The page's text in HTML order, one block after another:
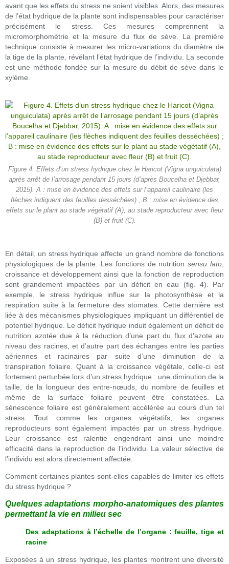
avant que les effets du stress ne soient visibles. Alors, des mesures
de l’état hydrique de la plante sont indispensables pour caractériser
précisément le stress. Ces mesures comprennent la
micromorphométrie et la mesure du flux de sève. La première
technique consiste à mesurer les micro-variations du diamètre de
la tige de la plante, révélant l’état hydrique de l’individu. La seconde
est une méthode fondée sur la mesure du débit de sève dans le
xylème.
Figure 4. Effets d’un stress hydrique chez le Haricot (Vigna unguiculata)
après arrêt de l’arrosage pendant 15 jours (d’après Boucelha et Djebbar,
2015). A : mise en évidence des effets sur l’appareil caulinaire (les
flèches indiquent des feuilles desséchées) ; B : mise en évidence des
effets sur le plant au stade végétatif (A), au stade reproducteur avec fleur
(B) et fruit (C).
En détail, un stress hydrique affecte un grand nombre de fonctions
physiologiques de la plante. Les fonctions de nutritionsensu lato
croissance et développement ainsi que la fonction de reproduction
sont grandement impactées par un déficit en eau (fig. 4). Par
exemple, le stress hydrique influe sur la photosynthèse et la
respiration suite à la fermeture des stomates. Cette dernière est
liée à des mécanismes physiologiques impliquant un différentiel de
potentiel hydrique. Le déficit hydrique induit également un déficit de
nutrition azotée due à la réduction d’une part du flux d’azote au
niveau des racines, et d’autre part des échanges entre les parties
aériennes et racinaires par suite d’une diminution de la
transpiration foliaire. Quant à la croissance végétale, celle-ci est
fortement perturbée lors d’un stress hydrique : une diminution de la
taille, de la longueur des entre-nœuds, du nombre de feuilles et
même de la surface foliaire peuvent être constatées. La
sénescence foliaire est généralement accélérée au cours d’un tel
stress. Tout comme les organes végétatifs, les organes
reproducteurs sont également impactés par un stress hydrique.
Leur croissance est ralentie engendrant ainsi une moindre
efficacité dans la reproduction de l’individu. La valeur sélective de
l’individu est alors directement affectée.
Comment certaines plantes sont-elles capables de limiter les effets
du stress hydrique ?
Quelques adaptations morpho-anatomiques des plantes
permettant la vie en milieu sec
Des adaptations à l’échelle de l’organe : feuille, tige et
racine
Exposées à un stress hydrique, les plantes montrent une diversité